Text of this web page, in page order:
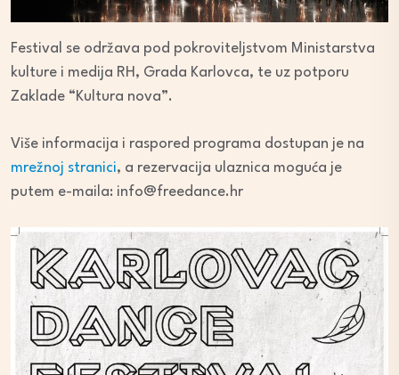
Festival se održava pod pokroviteljstvom Ministarstva
kulture i medija RH, Grada Karlovca, te uz potporu
Zaklade “Kultura nova”.
Više informacija i raspored programa dostupan je na
mrežnoj stranici, a rezervacija ulaznica moguća je
putem e-maila: info@freedance.hr